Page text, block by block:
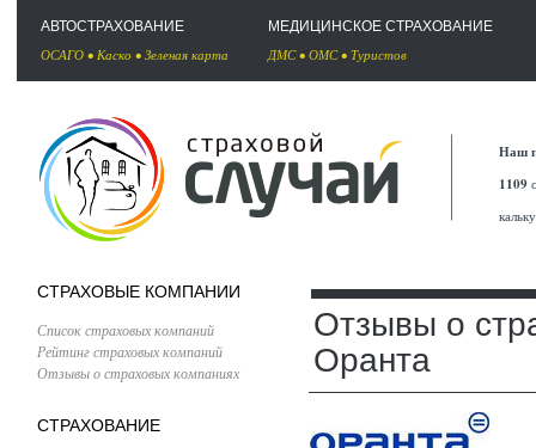
АВТОСТРАХОВАНИЕ
ОСАГО • Каско • Зеленая карта
МЕДИЦИНСКОЕ СТРАХОВАНИЕ
ДМС• ОМС• Туристов
Наш
1109
СТРАХОВЫЕ КОМПАНИИ
Список страховых компаний
Рейтинг страховых компаний
Отзывы о страховых компаниях
СТРАХОВАНИЕ
Отзывы о
Оранта